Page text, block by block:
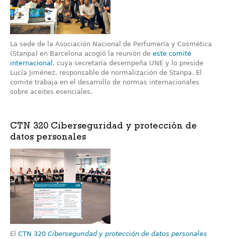
La sede de la Asociación Nacional de Perfumería y Cosmética
(Stanpa) en Barcelona acogió la reunión de este comité
internacional , cuya secretaría desempeña UNE y lo preside
Lucía Jiménez, responsable de normalización de Stanpa. El
comité trabaja en el desarrollo de normas internacionales
sobre aceites esenciales.
CTN 320 Ciberseguridad y protección de
datos personales
El CTN 320 Ciberseguridad y protección de datos personales